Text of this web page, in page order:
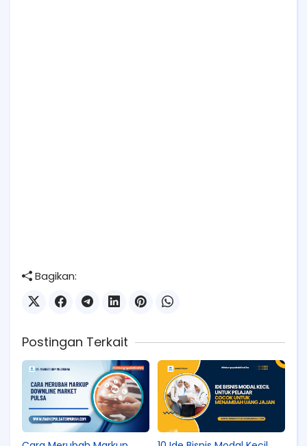
Bagikan:
Postingan Terkait